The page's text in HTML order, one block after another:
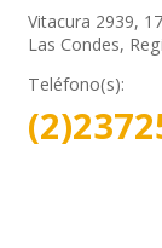
Vitacura 2939, 17
Las Condes,
Teléfono(s):